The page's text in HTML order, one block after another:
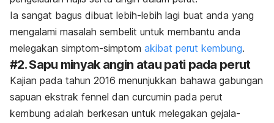
Ia sangat bagus dibuat lebih-lebih lagi buat anda yang
mengalami masalah sembelit untuk membantu anda
melegakan simptom-simptom akibat perut kembung.
#2. Sapu minyak angin atau pati pada perut
Kajian pada tahun 2016 menunjukkan bahawa gabungan
sapuan ekstrak fennel dan curcumin pada perut
kembung adalah berkesan untuk melegakan gejala-